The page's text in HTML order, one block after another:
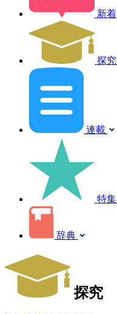
新着
探究
連載
特集
辞典
探究